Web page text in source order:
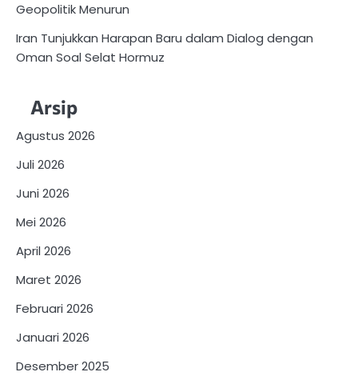
Geopolitik Menurun
Iran Tunjukkan Harapan Baru dalam Dialog dengan
Oman Soal Selat Hormuz
Arsip
Agustus 2026
Juli 2026
Juni 2026
Mei 2026
April 2026
Maret 2026
Februari 2026
Januari 2026
Desember 2025